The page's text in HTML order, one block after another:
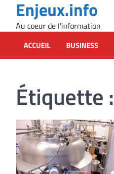
content
Enjeux.info
Au coeur de l'information
ACCUEIL BUSINESS
Étiquette :